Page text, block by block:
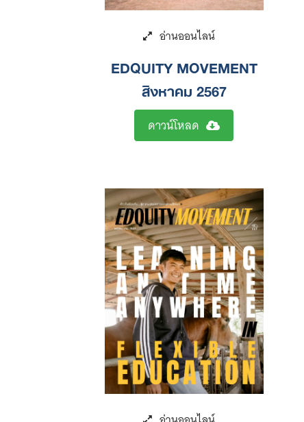
EDQUITY MOVEMENT
สิงหาคม 2567
ดาวน์โหลด